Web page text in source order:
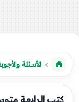
الأسئلة
كتب الرابعة متوسط